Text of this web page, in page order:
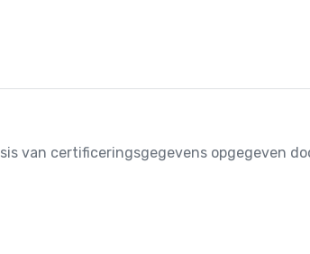
van certificeringsgegevens opgegeven